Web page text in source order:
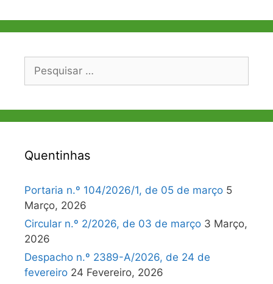
Pesquisar
Quentinhas
Portaria n.º 104/2026/1, de 05 de março 5
Março, 2026
Circular n.º 2/2026, de 03 de março 3 Março,
2026
Despacho n.º 2389-A/2026, de 24 de
fevereiro 24 Fevereiro, 2026